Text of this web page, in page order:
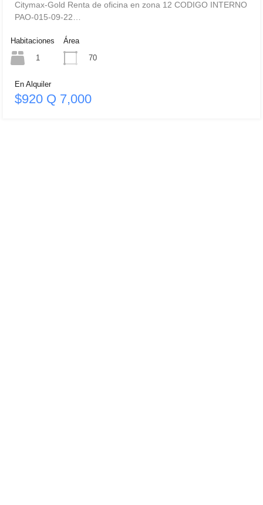
Citymax-Gold Renta de oficina en zona 12 CODIGO INTERNO
PAO-015-09-22…
Habitaciones
1
Área
70
En Alquiler
$920 Q 7,000